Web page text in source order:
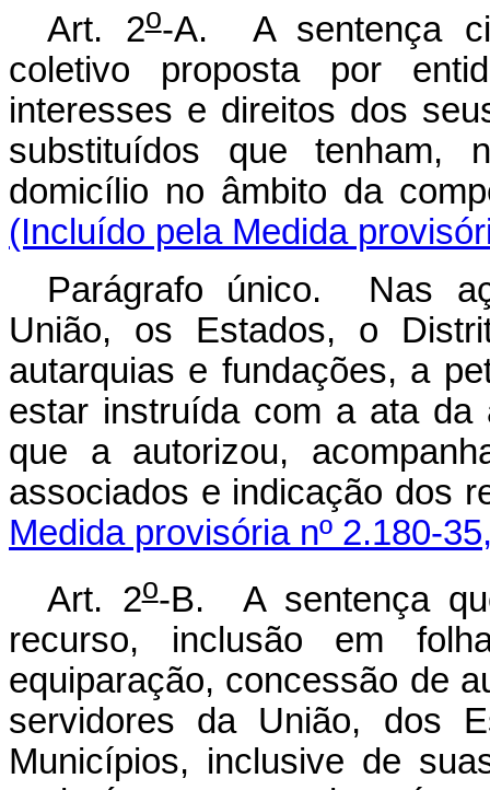
Art. 2o-A. A sentença
coletivo proposta por
interesses e direitos dos
substituídos que tenham,
domicílio no âmbito da
(Incluído pela Medida
Parágrafo único. Nas
União, os Estados, o
autarquias e fundações, a
estar instruída com a ata da
que a autorizou,
associados e indicação dos
Medida provisória nº 2.180-
Art. 2o-B. A sentença
recurso, inclusão em
equiparação, concessão de
servidores da União, dos
Municípios, inclusive de